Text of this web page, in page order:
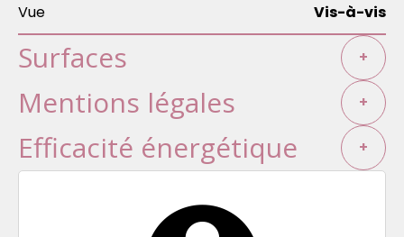
Vue Vis-à-vis
Surfaces +
Mentions légales +
Efficacité énergétique +